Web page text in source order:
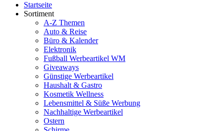
Startseite
Sortiment
A-Z Themen
Auto & Reise
Büro & Kalender
Elektronik
Fußball Werbeartikel WM
Giveaways
Günstige Werbeartikel
Haushalt & Gastro
Kosmetik Wellness
Lebensmittel & Süße Werbung
Nachhaltige Werbeartikel
Ostern